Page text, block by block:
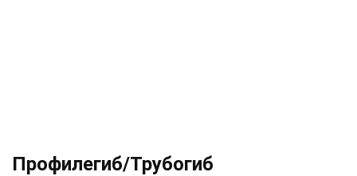
Профилегиб/Трубогиб